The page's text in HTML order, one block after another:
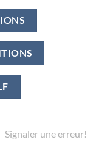
Signaler une erreur!